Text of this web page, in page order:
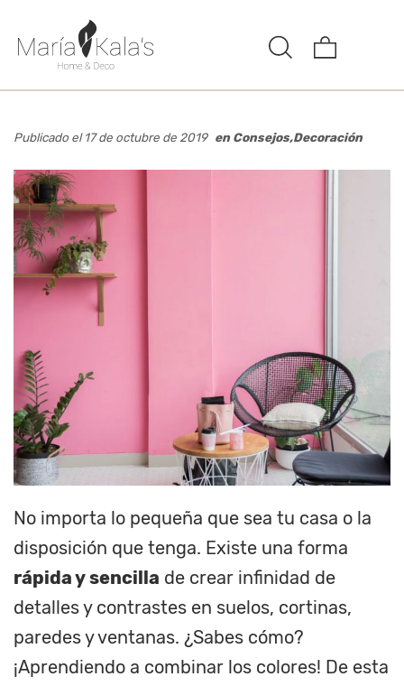
Publicado el 17 de octubre de 2019 en Consejos,Decoración
No importa lo pequeña que sea tu casa o la
disposición que tenga. Existe una forma
rápida y sencilla de crear infinidad de
detalles y contrastes en suelos, cortinas,
paredes y ventanas. ¿Sabes cómo?
¡Aprendiendo a combinar los colores! De esta